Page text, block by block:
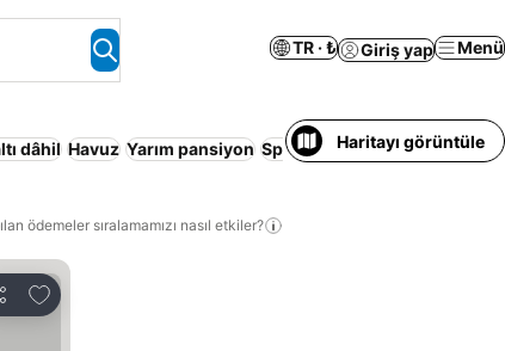
TR · ₺ Giriş yap Menü
dâhil Havuz Yarım pansiyon Spa Kapalı havuz
Haritayı görüntüle
ödemeler sıralamamızı nasıl etkiler?
Favorilerime ekle